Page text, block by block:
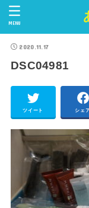
MENU
2020.11.17
DSC04981
ツイート シェ